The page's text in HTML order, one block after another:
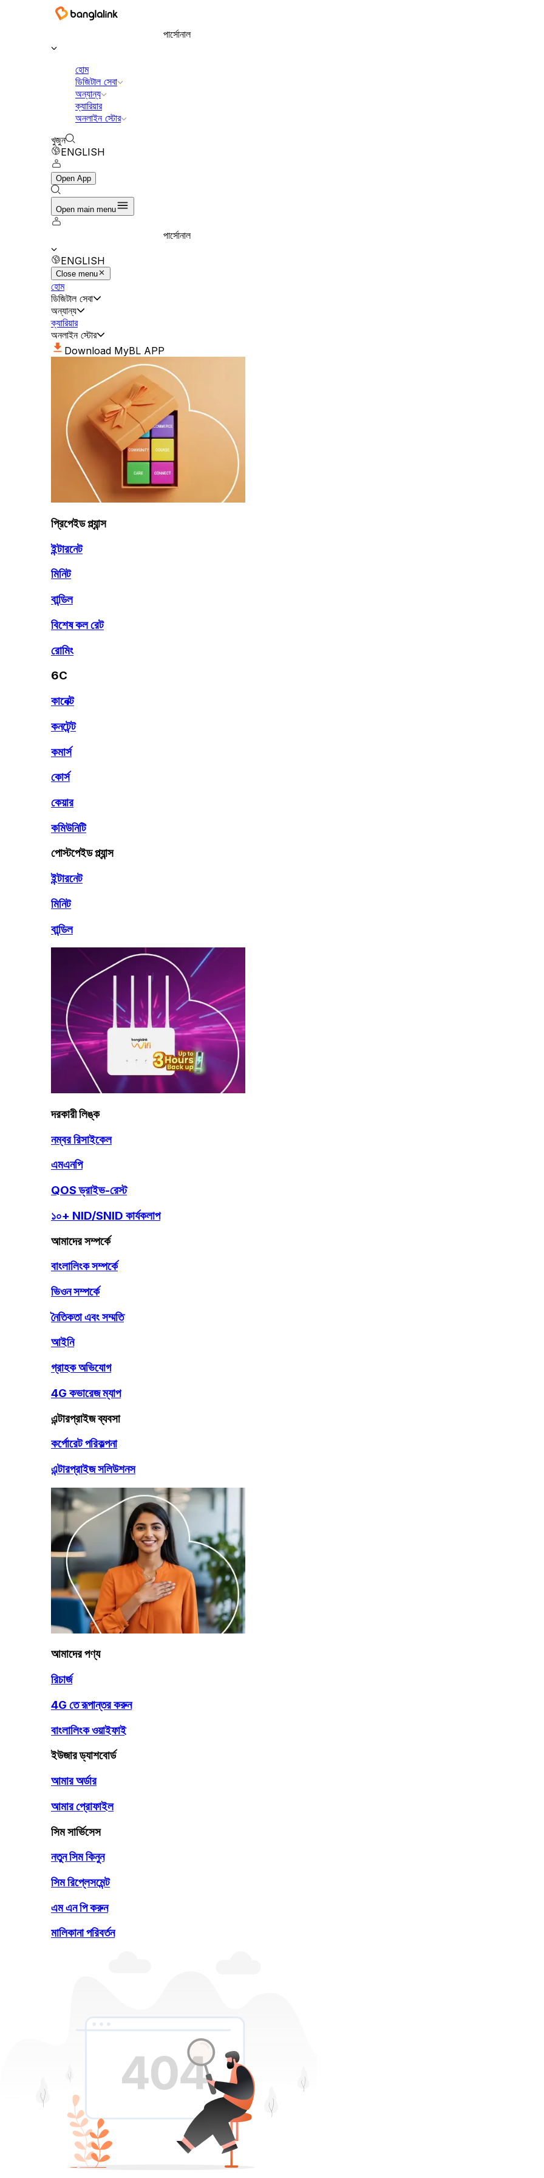
পার্সোনাল
হোম
ডিজিটাল সেবা
অন্যান্য
ক্যারিয়ার
অনলাইন স্টোর
খুজুন
ENGLISH
Open App
Open main menu
পার্সোনাল
ENGLISH
Close menu
হোম
ডিজিটাল সেবা
অন্যান্য
ক্যারিয়ার
অনলাইন স্টোর
Download MyBL APP
প্রিপেইড প্ল্যান্স
ইন্টারনেট
মিনিট
বান্ডিল
বিশেষ কল রেট
রোমিং
6C
কানেক্ট
কনটেন্ট
কমার্স
কোর্স
কেয়ার
কমিউনিটি
পোস্টপেইড প্ল্যান্স
ইন্টারনেট
মিনিট
বান্ডিল
দরকারী লিঙ্ক
নম্বর রিসাইকেল
এমএনপি
QOS ড্রাইভ-রেস্ট
১০+ NID/SNID কার্যকলাপ
আমাদের সম্পর্কে
বাংলালিংক সম্পর্কে
ভিওন সম্পর্কে
নৈতিকতা এবং সম্মতি
আইনি
গ্রাহক অভিযোগ
4G কভারেজ ম্যাপ
এন্টারপ্রাইজ ব্যবসা
কর্পোরেট পরিকল্পনা
এন্টারপ্রাইজ সলিউশনস
আমাদের পণ্য
রিচার্জ
4G তে রূপান্তর করুন
বাংলালিংক ওয়াইফাই
ইউজার ড্যাশবোর্ড
আমার অর্ডার
আমার প্রোফাইল
সিম সার্ভিসেস
নতুন সিম কিনুন
সিম রিপ্লেসমেন্ট
এম এন পি করুন
মালিকানা পরিবর্তন
বাংলালিংক ডিজিটাল কমিউনিকেশনস লিমিটেড